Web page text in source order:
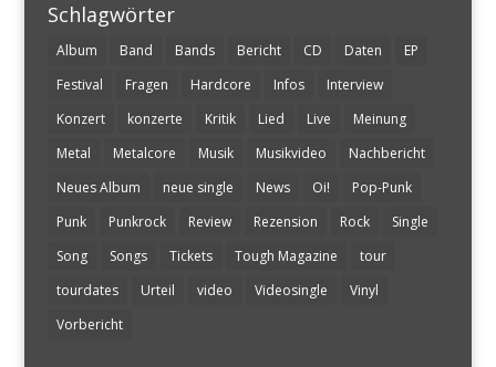
Schlagwörter
Album Band Bands Bericht CD Daten
EP
Festival
Fragen Hardcore Infos
Interview
Konzert
konzerte Kritik Lied Live
Meinung
Metal
Metalcore Musik Musikvideo
Nachbericht
Neues Album
neue single News Oi!
Pop-Punk
Punk
Punkrock Review Rezension Rock
Single
Song
Songs Tickets Tough Magazine
tour
tourdates
Urteil video Videosingle
Vinyl
Vorbericht